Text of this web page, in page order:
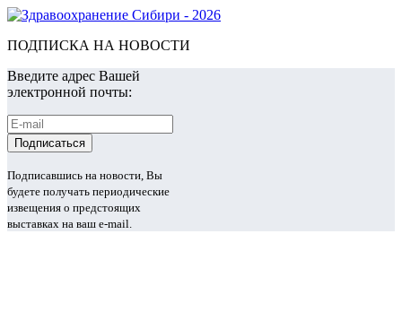
ПОДПИСКА НА НОВОСТИ
Введите адрес Вашей
электронной почты:
Подписавшись на новости, Вы
будете получать периодические
извещения о предстоящих
выставках на ваш e-mail.